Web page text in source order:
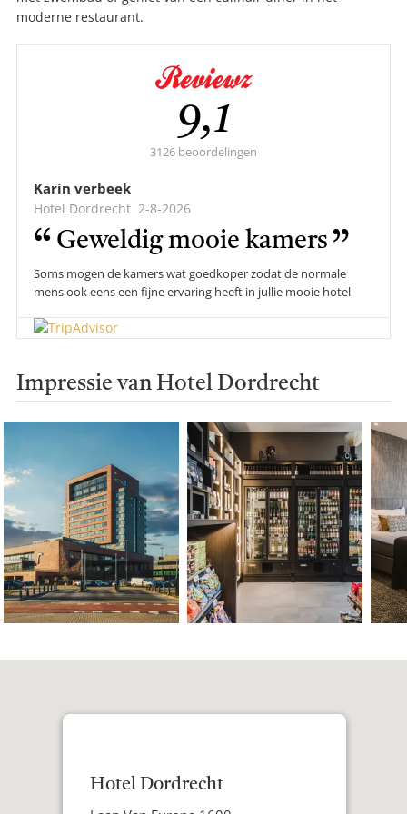
moderne restaurant.
Gemiddelde
score:
9,1
3126 beoordelingen
Karin verbeek
Hotel Dordrecht 2-8-2026
Geweldig mooie kamers
Soms mogen de kamers wat goedkoper zodat de normale
mens ook eens een fijne ervaring heeft in jullie mooie hotel
Impressie van Hotel Dordrecht
Hotel Dordrecht